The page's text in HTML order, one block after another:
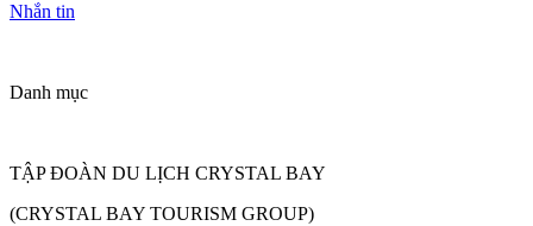
Nhắn tin
Danh mục
TẬP ĐOÀN DU LỊCH CRYSTAL BAY
(CRYSTAL BAY TOURISM GROUP)